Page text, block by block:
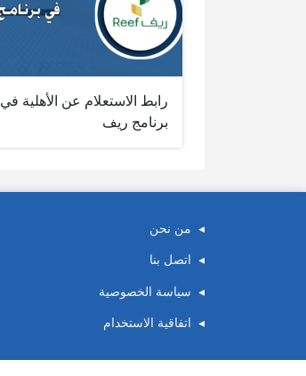
رابط الاستعلام عن الأهلية في
برنامج ريف
من نحن
اتصل بنا
سياسة الخصوصية
اتفاقية الاستخدام